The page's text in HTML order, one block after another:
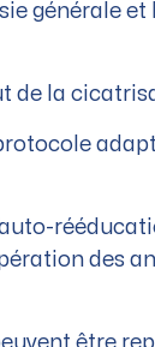
générale et
de la
des
être